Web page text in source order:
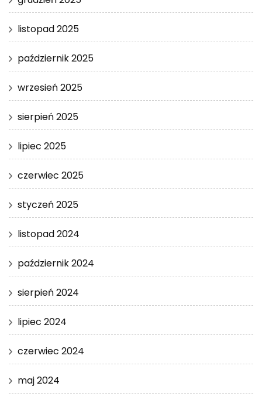
listopad 2025
październik 2025
wrzesień 2025
sierpień 2025
lipiec 2025
czerwiec 2025
styczeń 2025
listopad 2024
październik 2024
sierpień 2024
lipiec 2024
czerwiec 2024
maj 2024